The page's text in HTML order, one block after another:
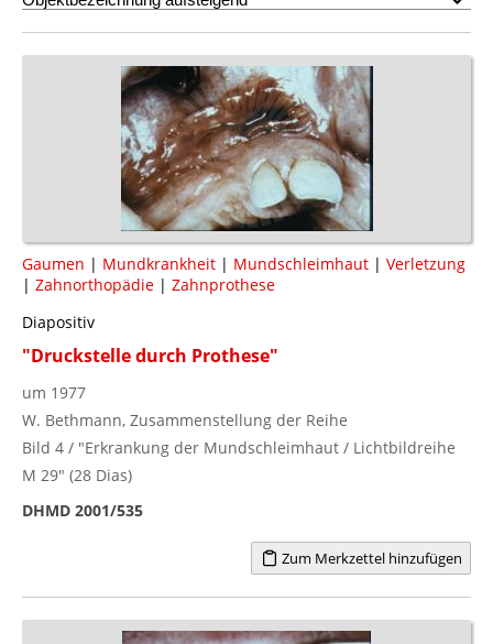
Gaumen | Mundkrankheit | Mundschleimhaut | Verletzung
| Zahnorthopädie | Zahnprothese
Diapositiv
"Druckstelle durch Prothese"
um 1977
W. Bethmann, Zusammenstellung der Reihe
Bild 4 / "Erkrankung der Mundschleimhaut / Lichtbildreihe
M 29" (28 Dias)
DHMD 2001/535
Zum Merkzettel hinzufügen